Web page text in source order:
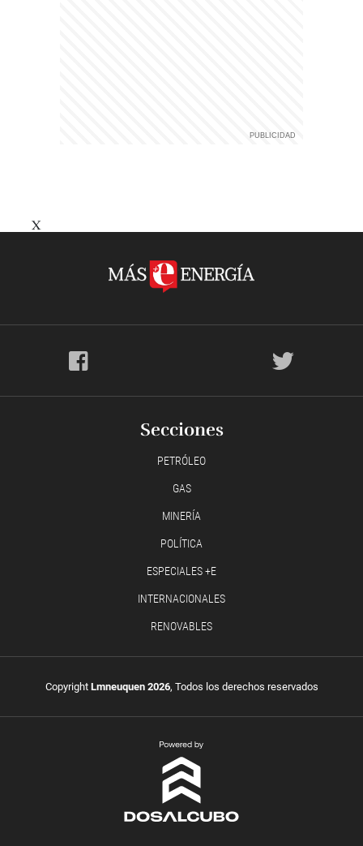
X
Secciones
PETRÓLEO
GAS
MINERÍA
POLÍTICA
ESPECIALES +E
INTERNACIONALES
RENOVABLES
Copyright Lmneuquen 2026, Todos los derechos reservados